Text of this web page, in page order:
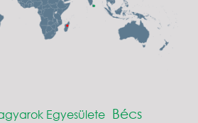
Egyesülete Bécs